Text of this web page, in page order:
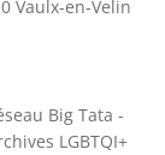
Vaulx-en-Velin
Big Tata -
LGBTQI+